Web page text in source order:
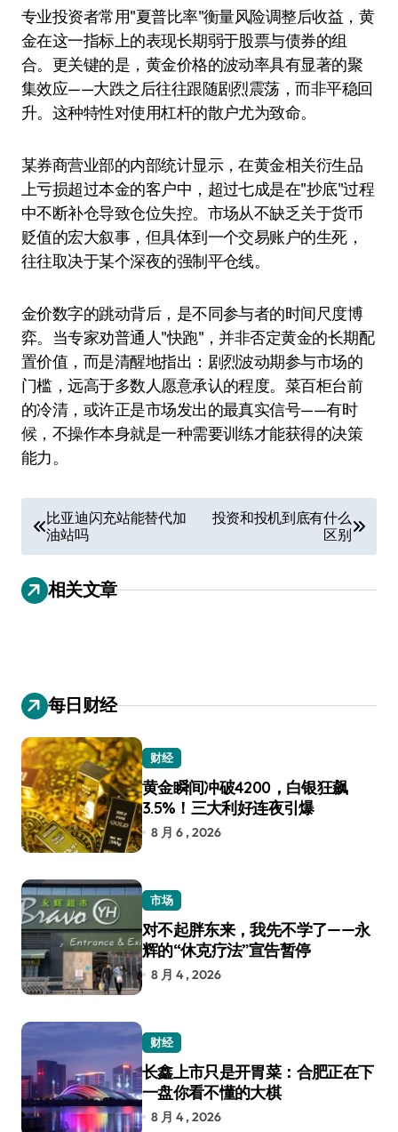
专业投资者常用"夏普比率"衡量风险调整后收益，黄
金在这一指标上的表现长期弱于股票与债券的组
合。更关键的是，黄金价格的波动率具有显著的聚
集效应——大跌之后往往跟随剧烈震荡，而非平稳回
升。这种特性对使用杠杆的散户尤为致命。
某券商营业部的内部统计显示，在黄金相关衍生品
上亏损超过本金的客户中，超过七成是在"抄底"过程
中不断补仓导致仓位失控。市场从不缺乏关于货币
贬值的宏大叙事，但具体到一个交易账户的生死，
往往取决于某个深夜的强制平仓线。
金价数字的跳动背后，是不同参与者的时间尺度博
弈。当专家劝普通人"快跑"，并非否定黄金的长期配
置价值，而是清醒地指出：剧烈波动期参与市场的
门槛，远高于多数人愿意承认的程度。菜百柜台前
的冷清，或许正是市场发出的最真实信号——有时
候，不操作本身就是一种需要训练才能获得的决策
能力。
章
导
航
比亚迪闪充站能替代加
油站吗
投资和投机到底有什么
区别
相关文章
每日财经
财经
黄金瞬间冲破4200，白银狂飙
3.5%！三大利好连夜引爆
8 月 6 , 2026
市场
对不起胖东来，我先不学了——永
辉的“休克疗法”宣告暂停
8 月 4 , 2026
财经
长鑫上市只是开胃菜：合肥正在下
一盘你看不懂的大棋
8 月 4 , 2026